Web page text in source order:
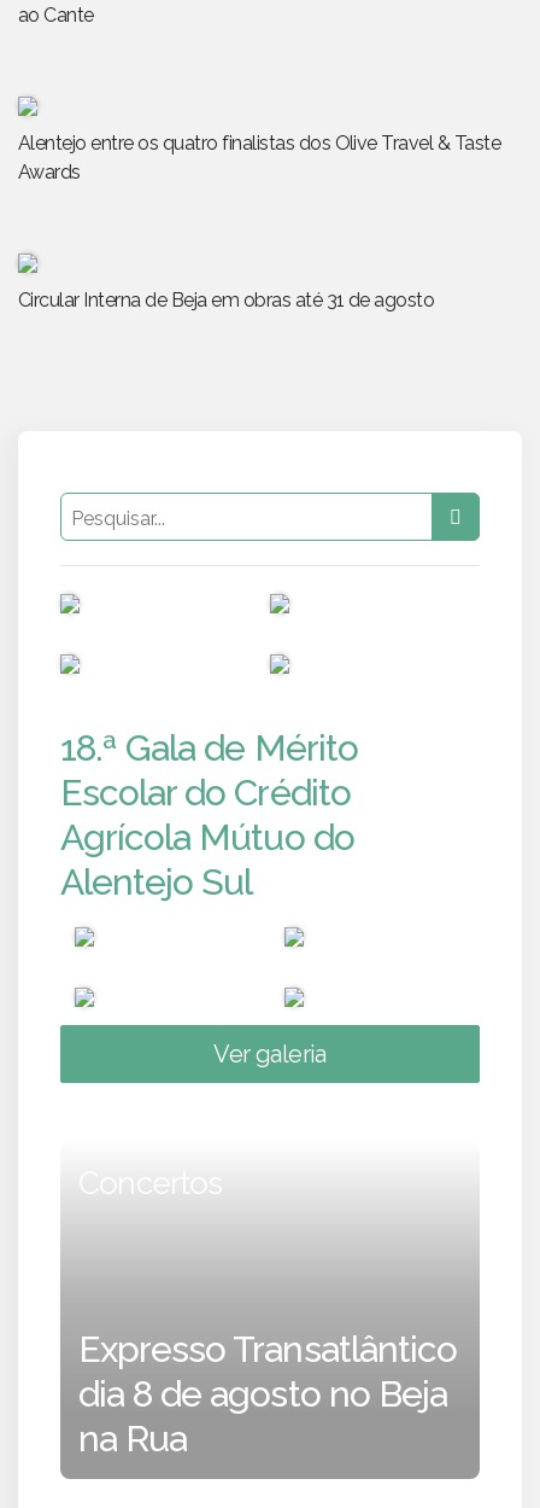
ao Cante
Alentejo entre os quatro finalistas dos Olive Travel & Taste
Awards
Circular Interna de Beja em obras até 31 de agosto
18.ª Gala de Mérito
Escolar do Crédito
Agrícola Mútuo do
Alentejo Sul
Ver galeria
Concertos
Expresso Transatlântico
dia 8 de agosto no Beja
na Rua